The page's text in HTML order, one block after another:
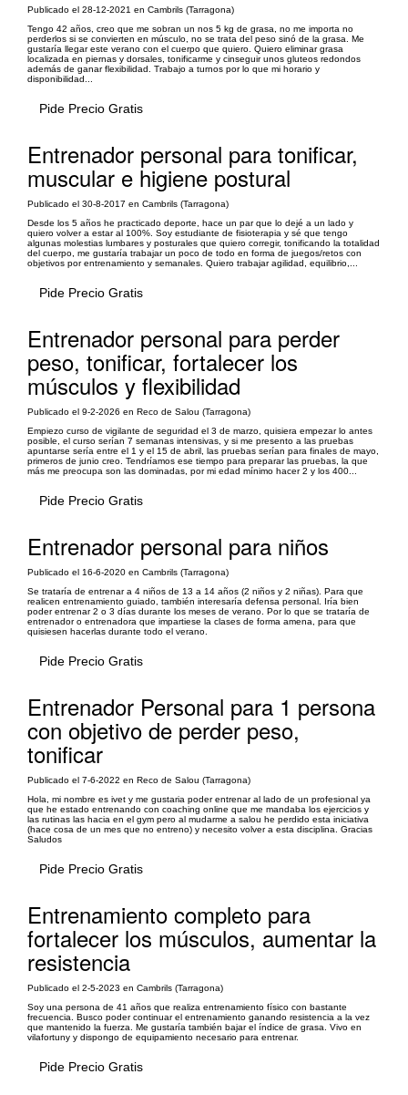
Publicado el 28-12-2021 en Cambrils (Tarragona)
Tengo 42 años, creo que me sobran un nos 5 kg de grasa, no me importa no
perderlos si se convierten en músculo, no se trata del peso sinó de la grasa. Me
gustaría llegar este verano con el cuerpo que quiero. Quiero eliminar grasa
localizada en piernas y dorsales, tonificarme y cinseguir unos gluteos redondos
además de ganar flexibilidad. Trabajo a turnos por lo que mi horario y
disponibilidad...
Pide Precio Gratis
Entrenador personal para tonificar,
muscular e higiene postural
Publicado el 30-8-2017 en Cambrils (Tarragona)
Desde los 5 años he practicado deporte, hace un par que lo dejé a un lado y
quiero volver a estar al 100%. Soy estudiante de fisioterapia y sé que tengo
algunas molestias lumbares y posturales que quiero corregir, tonificando la totalidad
del cuerpo, me gustaría trabajar un poco de todo en forma de juegos/retos con
objetivos por entrenamiento y semanales. Quiero trabajar agilidad, equilibrio,...
Pide Precio Gratis
Entrenador personal para perder
peso, tonificar, fortalecer los
músculos y flexibilidad
Publicado el 9-2-2026 en Reco de Salou (Tarragona)
Empiezo curso de vigilante de seguridad el 3 de marzo, quisiera empezar lo antes
posible, el curso serían 7 semanas intensivas, y si me presento a las pruebas
apuntarse sería entre el 1 y el 15 de abril, las pruebas serían para finales de mayo,
primeros de junio creo. Tendríamos ese tiempo para preparar las pruebas, la que
más me preocupa son las dominadas, por mi edad mínimo hacer 2 y los 400...
Pide Precio Gratis
Entrenador personal para niños
Publicado el 16-6-2020 en Cambrils (Tarragona)
Se trataría de entrenar a 4 niños de 13 a 14 años (2 niños y 2 niñas). Para que
realicen entrenamiento guiado, también interesaría defensa personal. Iría bien
poder entrenar 2 o 3 días durante los meses de verano. Por lo que se trataría de
entrenador o entrenadora que impartiese la clases de forma amena, para que
quisiesen hacerlas durante todo el verano.
Pide Precio Gratis
Entrenador Personal para 1 persona
con objetivo de perder peso,
tonificar
Publicado el 7-6-2022 en Reco de Salou (Tarragona)
Hola, mi nombre es ivet y me gustaria poder entrenar al lado de un profesional ya
que he estado entrenando con coaching online que me mandaba los ejercicios y
las rutinas las hacia en el gym pero al mudarme a salou he perdido esta iniciativa
(hace cosa de un mes que no entreno) y necesito volver a esta disciplina. Gracias
Saludos
Pide Precio Gratis
Entrenamiento completo para
fortalecer los músculos, aumentar la
resistencia
Publicado el 2-5-2023 en Cambrils (Tarragona)
Soy una persona de 41 años que realiza entrenamiento físico con bastante
frecuencia. Busco poder continuar el entrenamiento ganando resistencia a la vez
que mantenido la fuerza. Me gustaría también bajar el índice de grasa. Vivo en
vilafortuny y dispongo de equipamiento necesario para entrenar.
Pide Precio Gratis